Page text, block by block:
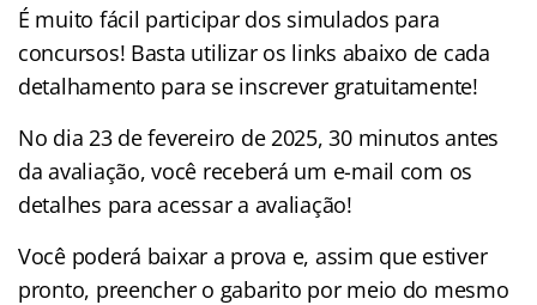
É muito fácil participar dos simulados para
concursos! Basta utilizar os links abaixo de cada
detalhamento para se inscrever gratuitamente!
No dia 23 de fevereiro de 2025, 30 minutos antes
da avaliação, você receberá um e-mail com os
detalhes para acessar a avaliação!
Você poderá baixar a prova e, assim que estiver
pronto, preencher o gabarito por meio do mesmo